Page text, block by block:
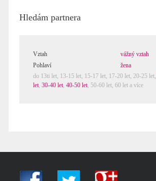
Hledám partnera
Vztah
vážný vztah
Pohlaví
žena
do 13ti let, 13-15 let, 15-17 let, 17-20 let, 20-25 let,
let, 30-40 let, 40-50 let, 50-60 let, 60 let a více